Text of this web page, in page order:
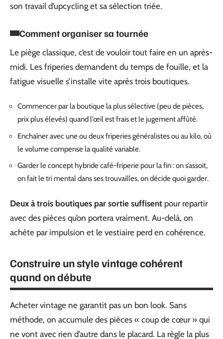
son travail d’upcycling et sa sélection triée.
Comment organiser sa tournée
Le piège classique, c’est de vouloir tout faire en un après-
midi. Les friperies demandent du temps de fouille, et la
fatigue visuelle s’installe vite après trois boutiques.
Commencer par la boutique la plus sélective (peu de pièces,
prix plus élevés) quand l’œil est frais et le jugement affûté.
Enchaîner avec une ou deux friperies généralistes ou au kilo, où
le volume compense la qualité variable.
Garder le concept hybride café-friperie pour la fin : on s’assoit,
on fait le tri mental dans ses trouvailles, on décide quoi garder.
Deux à trois boutiques par sortie suffisent pour repartir
avec des pièces qu’on portera vraiment. Au-delà, on
achète par impulsion et le vestiaire perd en cohérence.
Construire un style vintage cohérent
quand on débute
Acheter vintage ne garantit pas un bon look. Sans
méthode, on accumule des pièces « coup de cœur » qui
ne vont avec rien d’autre dans le placard. La règle la plus